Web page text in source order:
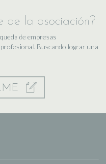
de la asociación?
de empresas
Buscando lograr una